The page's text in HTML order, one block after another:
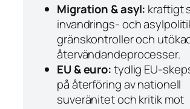
Migration & asyl: kraftigt
invandrings- och
gränskontroller och
återvändandeprocesser.
EU & euro:tydlig EU-
på återföring av nationell
suveränitet och kritik mot